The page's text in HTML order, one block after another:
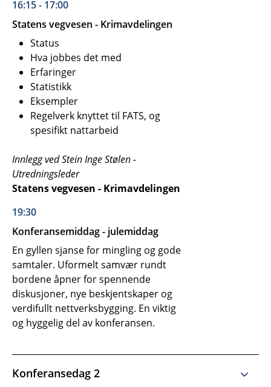
16:15 - 17:00
Statens vegvesen - Krimavdelingen
Status
Hva jobbes det med
Erfaringer
Statistikk
Eksempler
Regelverk knyttet til FATS, og
spesifikt nattarbeid
Innlegg ved Stein Inge Stølen -
Utredningsleder
Statens vegvesen - Krimavdelingen
19:30
Konferansemiddag - julemiddag
En gyllen sjanse for mingling og gode
samtaler. Uformelt samvær rundt
bordene åpner for spennende
diskusjoner, nye beskjentskaper og
verdifullt nettverksbygging. En viktig
og hyggelig del av konferansen.
Konferansedag 2